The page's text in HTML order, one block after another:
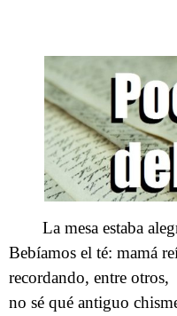
La mesa estaba
Bebíamos el té: mamá
recordando, entre otros,
no sé qué antiguo